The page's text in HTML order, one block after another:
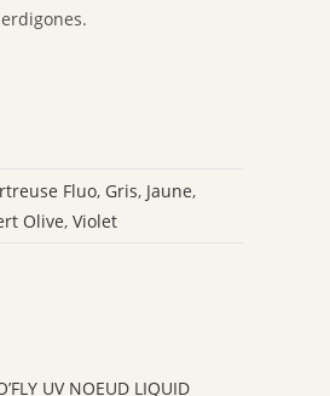
Fluo, Gris, Jaune,
Olive, Violet